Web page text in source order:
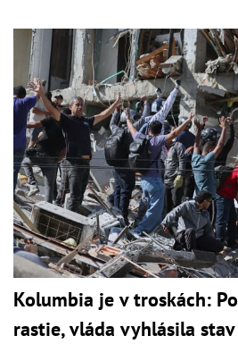
Kolumbia je v troskách:
rastie, vláda vyhlásila